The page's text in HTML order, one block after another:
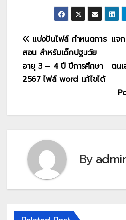
แนะแนว
เรื่อง
แจ
ตน
แบ่งปันไฟล์ กำหนดการ
สอน สำหรับเด็กปฐมวัย
อายุ 3 – 4 ปี ปีการศึกษา
2567 ไฟล์ word แก้ไขได้
By